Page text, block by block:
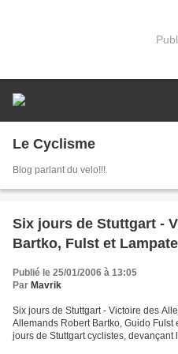
Le Cyclisme
Blog parlant du velo!!!
Six jours de Stuttgart -
Bartko, Fulst et
Publié le 25/01/2006 à 13:05
Par Mavrik
Six jours de Stuttgart - Victoire des
Allemands Robert Bartko, Guido
jours de Stuttgart cyclistes,